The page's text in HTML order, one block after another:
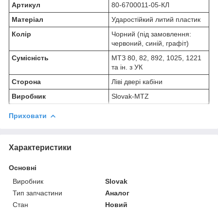
Артикул
80-6700011-05-КЛ
Матеріал
Ударостійкий литий пластик
Колір
Чорний (під замовлення:
червоний, синій, графіт)
Сумісність
МТЗ 80, 82, 892, 1025, 1221
та ін. з УК
Сторона
Ліві двері кабіни
Виробник
Slovak-MTZ
Приховати
Характеристики
Основні
Виробник
Slovak
Тип запчастини
Аналог
Стан
Новий